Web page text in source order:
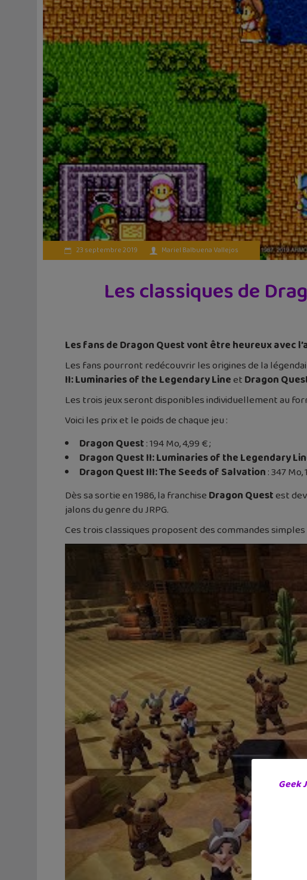
23 septembre 2019 Mariel Balbuena Vallejos
Les classiques de
Les fans de Dragon Quest vont être heureux avec
Les fans pourront redécouvrir les origines de la
II: Luminaries of the Legendary LineetDragon
Les trois jeux seront disponibles individuellement au
Voici les prix et le poids de chaque jeu :
Dragon Quest: 194 Mo, 4,99 € ;
Dragon Quest II: Luminaries of the Legendary
Dragon Quest III: The Seeds of Salvation: 347 Mo,
Dès sa sortie en 1986, la franchiseDragon Questest
jalons du genre du JRPG.
Ces trois classiques proposent des commandes
Geek